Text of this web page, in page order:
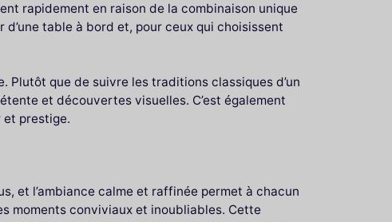
rapidement en raison de la combinaison unique
table à bord et, pour ceux qui choisissent
Plutôt que de suivre les traditions classiques d’un
et découvertes visuelles. C’est également
et prestige.
et l’ambiance calme et raffinée permet à chacun
moments conviviaux et inoubliables. Cette